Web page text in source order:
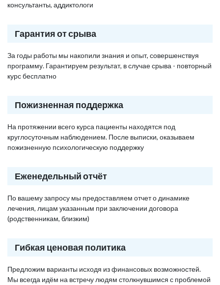
консультанты, аддиктологи
Гарантия от срыва
За годы работы мы накопили знания и опыт, совершенствуя
программу. Гарантируем результат, в случае срыва - повторный
курс бесплатно
Пожизненная поддержка
На протяжении всего курса пациенты находятся под
круглосуточным наблюдением. После выписки, оказываем
пожизненную психологическую поддержку
Еженедельный отчёт
По вашему запросу мы предоставляем отчет о динамике
лечения, лицам указанным при заключении договора
(родственникам, близким)
Гибкая ценовая политика
Предложим варианты исходя из финансовых возможностей.
Мы всегда идём на встречу людям столкнувшимся с проблемой